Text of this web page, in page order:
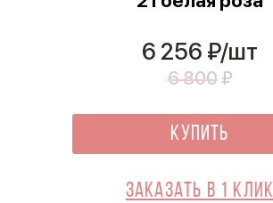
6 256 ₽/шт
6 800₽
Купить
Заказать в 1 клик